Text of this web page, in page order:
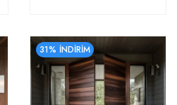
31% İNDİRİM